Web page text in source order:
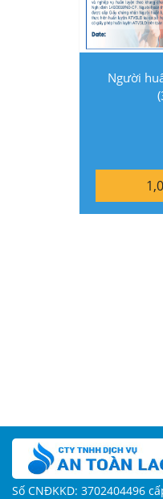
Người
Số CNĐKKD: 3702404496